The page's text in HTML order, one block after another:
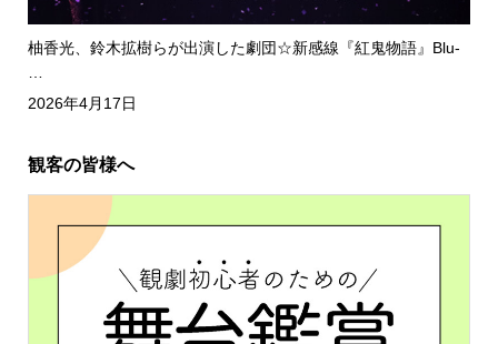
柚香光、鈴木拡樹らが出演した劇団☆新感線『紅鬼物語』Blu-
2026年4月17日
観客の皆様へ